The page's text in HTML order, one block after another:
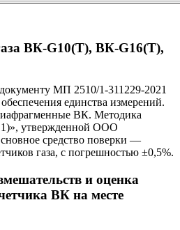
ВК-G10(T), ВК-G16(T),
МП 2510/1-311229-2021
единства измерений.
ВК. Методика
утвержденной ООО
средство поверки —
газа, с погрешностью ±0,5%.
и оценка
ВК на месте